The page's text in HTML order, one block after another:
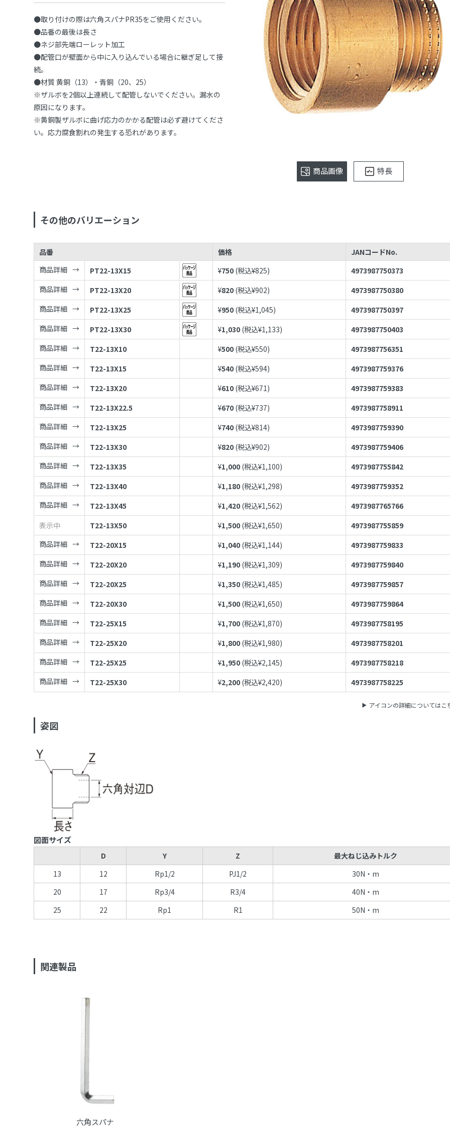
●取り付けの際は六角スパナPR35をご使用ください。
●品番の最後は長さ
●ネジ部先端ローレット加工
●配管口が壁面から中に入り込んでいる場合に継ぎ足して接
続。
●材質 黄銅（13）・青銅（20、25）
※ザルボを2個以上連続して配管しないでください。漏水の
原因になります。
※黄銅製ザルボに曲げ応力のかかる配管は必ず避けてくださ
い。応力腐食割れの発生する恐れがあります。
商品画像 特長
その他のバリエーション
品番 価格
JANコードNo.
商品詳細
PT22-13X15 ¥750 (税込¥825)
4973987750373
商品詳細
PT22-13X20 ¥820 (税込¥902)
4973987750380
商品詳細
PT22-13X25 ¥950 (税込¥1,045)
4973987750397
商品詳細
PT22-13X30 ¥1,030 (税込¥1,133)
4973987750403
商品詳細
T22-13X10 ¥500 (税込¥550)
4973987756351
商品詳細
T22-13X15 ¥540 (税込¥594)
4973987759376
商品詳細
T22-13X20 ¥610 (税込¥671)
4973987759383
商品詳細
T22-13X22.5 ¥670 (税込¥737)
4973987758911
商品詳細
T22-13X25 ¥740 (税込¥814)
4973987759390
商品詳細
T22-13X30 ¥820 (税込¥902)
4973987759406
商品詳細
T22-13X35 ¥1,000 (税込¥1,100)
4973987755842
商品詳細
T22-13X40 ¥1,180 (税込¥1,298)
4973987759352
商品詳細
T22-13X45 ¥1,420 (税込¥1,562)
4973987765766
表示中
T22-13X50 ¥1,500 (税込¥1,650)
4973987755859
商品詳細
T22-20X15 ¥1,040 (税込¥1,144)
4973987759833
商品詳細
T22-20X20 ¥1,190 (税込¥1,309)
4973987759840
商品詳細
T22-20X25 ¥1,350 (税込¥1,485)
4973987759857
商品詳細
T22-20X30 ¥1,500 (税込¥1,650)
4973987759864
商品詳細
T22-25X15 ¥1,700 (税込¥1,870)
4973987758195
商品詳細
T22-25X20 ¥1,800 (税込¥1,980)
4973987758201
商品詳細
T22-25X25 ¥1,950 (税込¥2,145)
4973987758218
商品詳細
T22-25X30 ¥2,200 (税込¥2,420) 4973987758225
アイコンの詳細についてはこ
姿図
図面サイズ
D Y Z
最大ねじ込みトルク
13
12 Rp1/2 PJ1/2
30N・m
20
17 Rp3/4 R3/4
40N・m
25
22 Rp1 R1 50N・m
関連製品
六角スパナ